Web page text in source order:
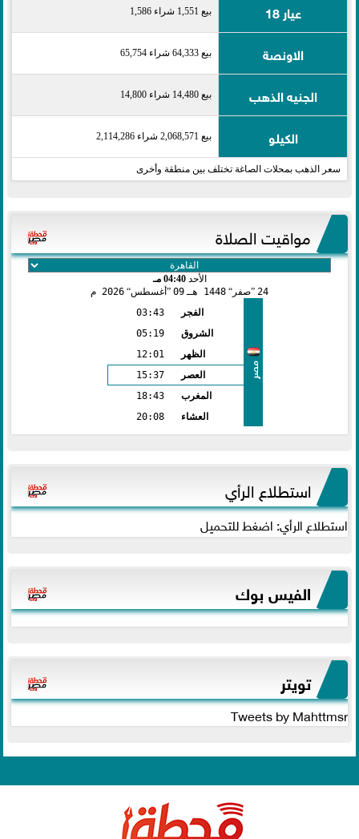
عيار 18 بيع 1,551 شراء 1,586
الاونصة بيع 64,333 شراء 65,754
الجنيه الذهب بيع 14,480 شراء 14,800
الكيلو بيع 2,068,571 شراء 2,114,286
سعر الذهب بمحلات الصاغة تختلف بين منطقة وأخرى
مواقيت الصلاة
الأحد04:40 مـ
24 صفر 1448 هـ 09 أغسطس 2026 م
مصر
الفجر
03:43
الشروق
05:19
الظهر
12:01
العصر
15:37
المغرب
18:43
العشاء
20:08
استطلاع الرأي
استطلاع الرأي: اضغط للتحميل
الفيس بوك
تويتر
Tweets by Mahttmsr